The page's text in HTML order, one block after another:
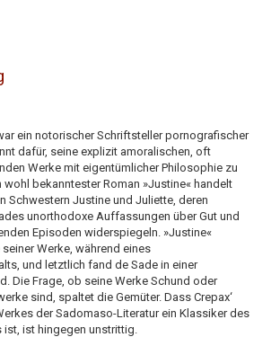
ein notorischer Schriftsteller pornografischer
dafür, seine explizit amoralischen, oft
Werke mit eigentümlicher Philosophie zu
wohl bekanntester Roman »Justine« handelt
Schwestern Justine und Juliette, deren
unorthodoxe Auffassungen über Gut und
Episoden widerspiegeln. »Justine«
Werke, während eines
und letztlich fand de Sade in einer
Die Frage, ob seine Werke Schund oder
sind, spaltet die Gemüter. Dass Crepax‘
der Sadomaso-Literatur ein Klassiker des
ist, ist hingegen unstrittig.